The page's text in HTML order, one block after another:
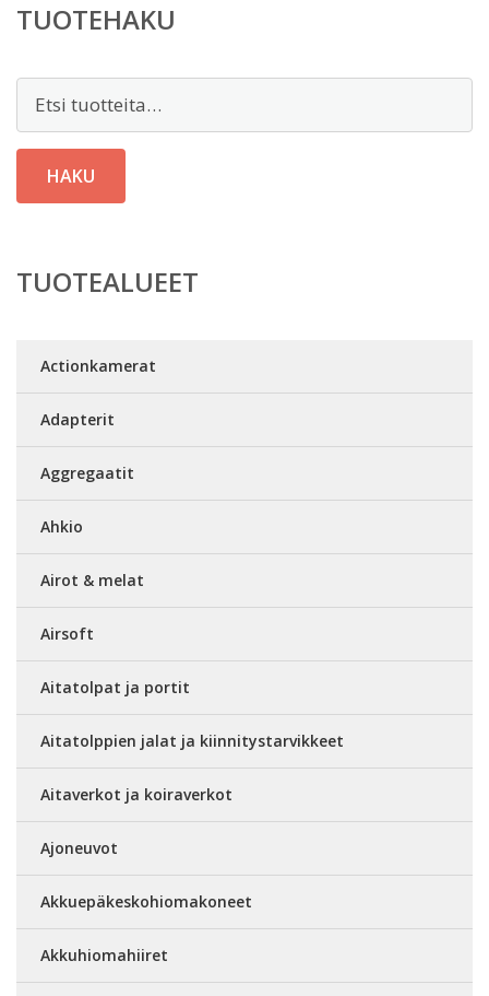
TUOTEHAKU
Etsi:
HAKU
TUOTEALUEET
Actionkamerat
Adapterit
Aggregaatit
Ahkio
Airot & melat
Airsoft
Aitatolpat ja portit
Aitatolppien jalat ja kiinnitystarvikkeet
Aitaverkot ja koiraverkot
Ajoneuvot
Akkuepäkeskohiomakoneet
Akkuhiomahiiret